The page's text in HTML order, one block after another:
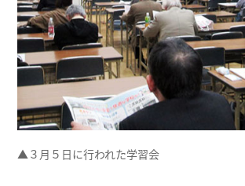
▲３月５日に行われた学習会